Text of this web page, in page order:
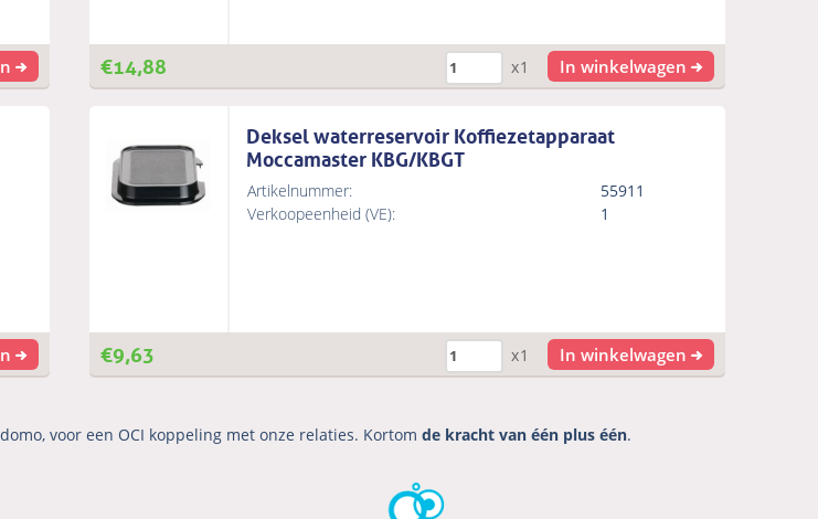
€14,88 x1 In winkelwagen
Deksel waterreservoir Koffiezetapparaat
Moccamaster KBG/KBGT
Artikelnummer:
55911
Verkoopeenheid (VE):
1
€9,63 x1 In winkelwagen
voor een OCI koppeling met onze relaties. Kortom de kracht van één plus één.